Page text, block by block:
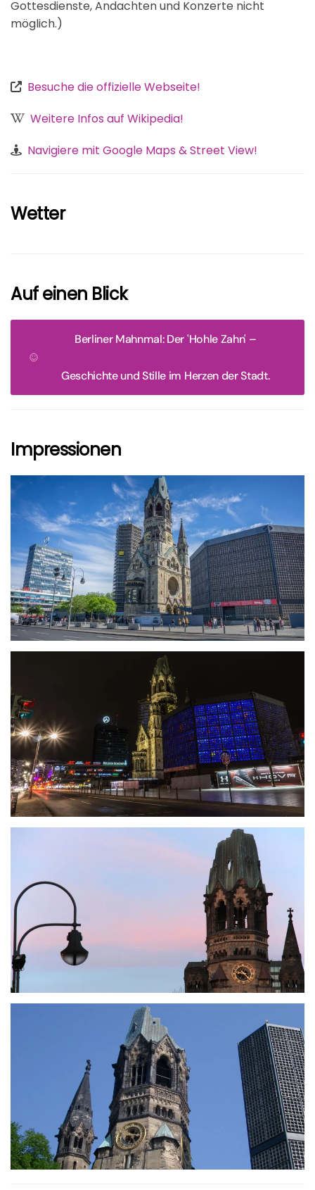
Gottesdienste, Andachten und Konzerte nicht
möglich.)
Besuche die offizielle Webseite!
Weitere Infos auf Wikipedia!
Navigiere mit Google Maps & Street View!
Wetter
Auf einen Blick
Berliner Mahnmal: Der 'Hohle Zahn' –
Geschichte und Stille im Herzen der Stadt.
Impressionen
größer
größer
größer